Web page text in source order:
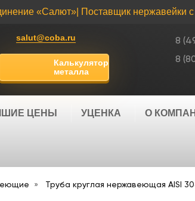
«Салют»| Поставщик нержавейки с
salut@coba.ru
Калькулятор
металла
8
8
ЦЕНЫ УЦЕНКА О
Труба круглая нержавеющая AISI